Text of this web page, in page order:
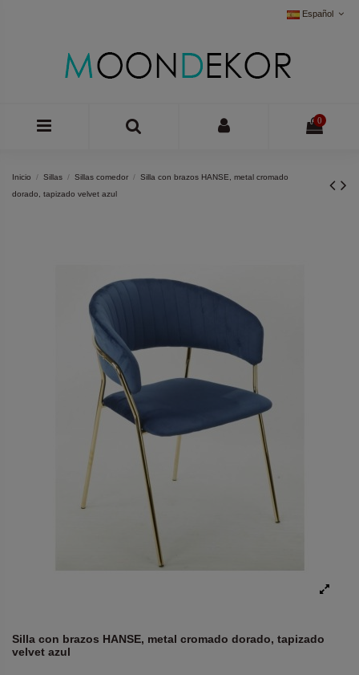
Español
0
Inicio Sillas Sillas comedor
Silla con brazos HANSE, metal cromado
dorado, tapizado velvet azul
Silla con brazos HANSE, metal cromado dorado, tapizado
velvet azul